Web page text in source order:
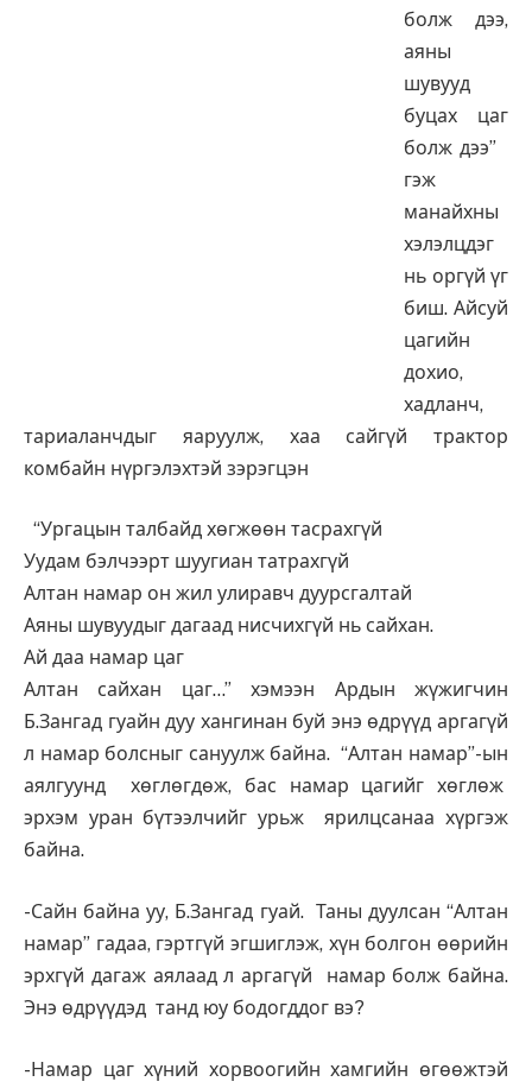
болж дээ,
аяны
шувууд
буцах цаг
болж дээ”
гэж
манайхны
хэлэлцдэг
нь оргүй үг
биш. Айсуй
цагийн
дохио,
хадланч,
тариаланчдыг яаруулж, хаа сайгүй трактор
комбайн нүргэлэхтэй зэрэгцэн
“Ургацын талбайд хөгжөөн тасрахгүй
Уудам бэлчээрт шуугиан татрахгүй
Алтан намар он жил улиравч дуурсгалтай
Аяны шувуудыг дагаад нисчихгүй нь сайхан.
Ай даа намар цаг
Алтан сайхан цаг…” хэмээн Ардын жүжигчин
Б.Зангад гуайн дуу хангинан буй энэ өдрүүд аргагүй
л намар болсныг сануулж байна. “Алтан намар”-ын
аялгуунд хөглөгдөж, бас намар цагийг хөглөж
эрхэм уран бүтээлчийг урьж ярилцсанаа хүргэж
байна.
-Сайн байна уу, Б.Зангад гуай. Таны дуулсан “Алтан
намар” гадаа, гэртгүй эгшиглэж, хүн болгон өөрийн
эрхгүй дагаж аялаад л аргагүй намар болж байна.
Энэ өдрүүдэд танд юу бодогддог вэ?
-Намар цаг хүний хорвоогийн хамгийн өгөөжтэй